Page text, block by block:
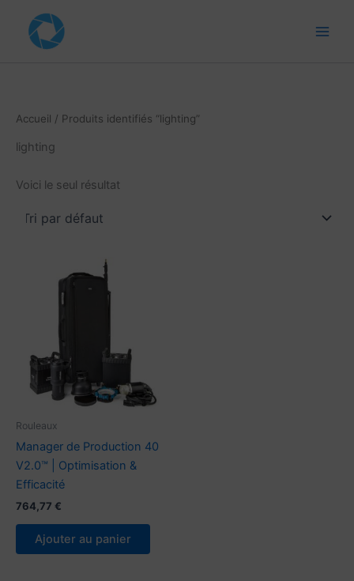
contenu
Accueil / Produits identifiés “lighting”
lighting
Voici le seul résultat
Rouleaux
Manager de Production 40
V2.0™ | Optimisation &
Efficacité
764,77 €
Ajouter au panier